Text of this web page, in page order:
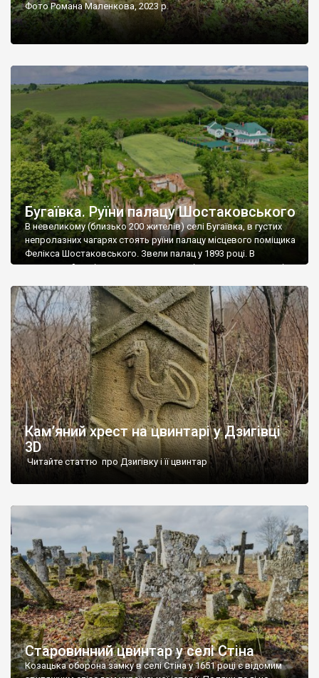
Фото Романа Маленкова, 2023 р.
Бугаївка. Руїни палацу Шостаковського
В невеликому (близько 200 жителів) селі Бугаївка, в густих
непролазних чагарях стоять руїни палацу місцевого поміщика
Фелікса Шостаковського. Звели палац у 1893 році. В
радянський період у ньому спочатку містилася школа, потім
століття тут розмістили туберкульозну лікарню. Коли із
палацу виїхала лікарня – ми точно не […]
Кам’яний хрест на цвинтарі у Дзигівці
3D
Читайте статтю про Дзигівку і її цвинтар
Старовинний цвинтар у селі Стіна
Козацька оборона замку в селі Стіна у 1651 році є відомим